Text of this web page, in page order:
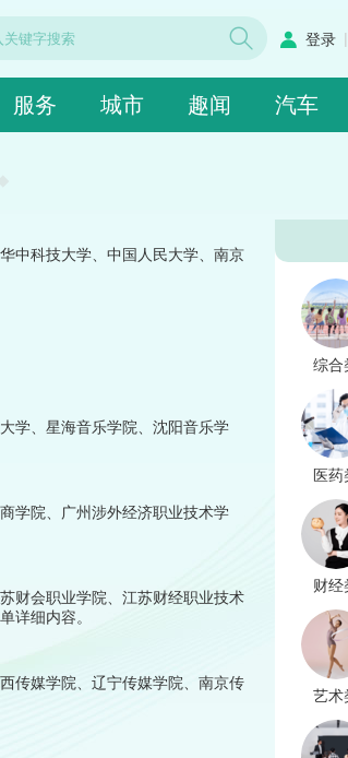
登录 |
服务 城市 趣闻 汽车
中科技大学、中国人民大学、南京
学、星海音乐学院、沈阳音乐学
学院、广州涉外经济职业技术学
财会职业学院、江苏财经职业技术
详细内容。
传媒学院、辽宁传媒学院、南京传
综合
医药
财经
艺术